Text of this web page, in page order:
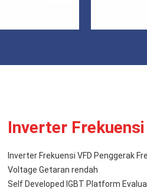
Inverter
Inverter Frekuensi VFD Penggerak
Voltage Getaran rendah
Self Developed IGBT Platform